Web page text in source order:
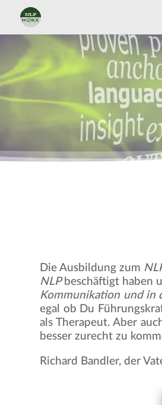
Die Ausbildung zum
NLPbeschäftigt haben
Kommunikation und in
egal ob Du
als Therapeut. Aber
besser zurecht zu
Richard Bandler, der